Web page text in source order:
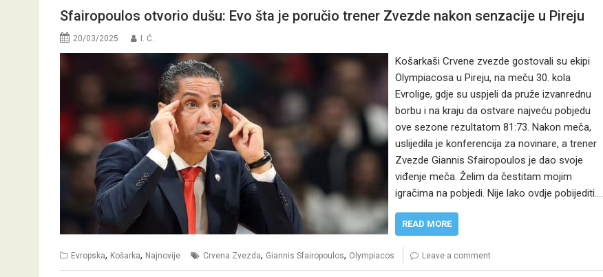
Sfairopoulos otvorio dušu: Evo šta je poručio trener Zvezde nakon senzacije u Pireju
20/03/2025 I. Ć.
Košarkaši Crvene zvezde gostovali su ekipi
Olympiacosa u Pireju, na meču 30. kola
Evrolige, gdje su uspjeli da pruže izvanrednu
borbu i na kraju da ostvare najveću pobjedu
ove sezone rezultatom 81:73. Nakon meča,
uslijedila je konferencija za novinare, a trener
Zvezde Giannis Sfairopoulos je dao svoje
viđenje meča. Želim da čestitam mojim
igračima na pobjedi. Nije lako ovdje pobijediti.…
READ MORE
Evropska, Košarka, Najnovije Crvena Zvezda, Giannis Sfairopoulos, Olympiacos Leave a comment